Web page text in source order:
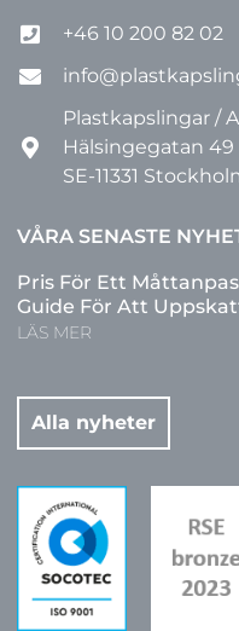
+46 10 200 82 02
Plastkapslingar /
Hälsingegatan 49
SE-11331
VÅRA SENASTE
Pris För Ett
Guide För Att
LÄS MER
Alla nyheter